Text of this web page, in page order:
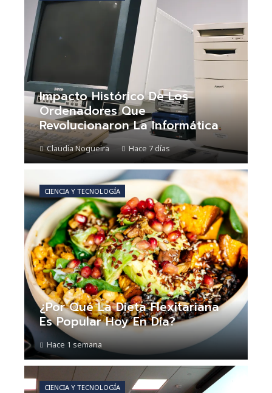
Impacto Histórico De Los
Ordenadores Que
Revolucionaron La Informática
Claudia Nogueira Hace 7 días
CIENCIA Y TECNOLOGÍA
¿Por Qué La Dieta Flexitariana
Es Popular Hoy En Día?
Hace 1 semana
CIENCIA Y TECNOLOGÍA